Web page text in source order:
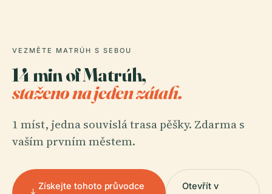
VEZMĚTE MATRÚH S SEBOU
14 min of Matrúh,
staženo na jeden zátah.
1 míst, jedna souvislá trasa pěšky. Zdarma s
vaším prvním městem.
Získejte tohoto průvodce
Otevřít v